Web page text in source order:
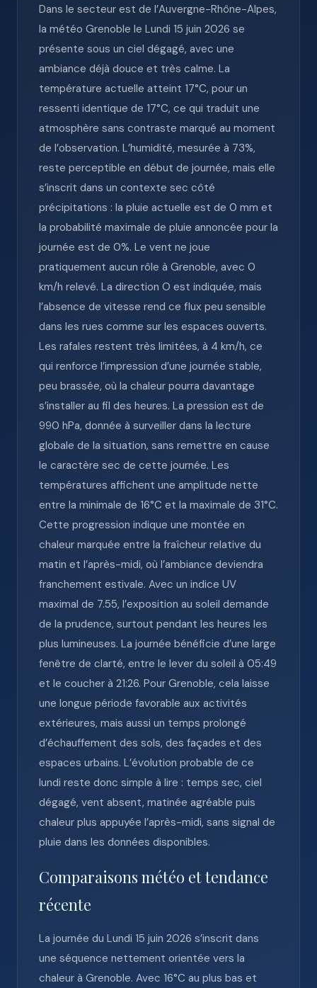
Dans le secteur est de l’Auvergne-Rhône-Alpes,
la météo Grenoble le Lundi 15 juin 2026 se
présente sous un ciel dégagé, avec une
ambiance déjà douce et très calme. La
température actuelle atteint 17°C, pour un
ressenti identique de 17°C, ce qui traduit une
atmosphère sans contraste marqué au moment
de l’observation. L’humidité, mesurée à 73%,
reste perceptible en début de journée, mais elle
s’inscrit dans un contexte sec côté
précipitations : la pluie actuelle est de 0 mm et
la probabilité maximale de pluie annoncée pour la
journée est de 0%. Le vent ne joue
pratiquement aucun rôle à Grenoble, avec 0
km/h relevé. La direction O est indiquée, mais
l’absence de vitesse rend ce flux peu sensible
dans les rues comme sur les espaces ouverts.
Les rafales restent très limitées, à 4 km/h, ce
qui renforce l’impression d’une journée stable,
peu brassée, où la chaleur pourra davantage
s’installer au fil des heures. La pression est de
990 hPa, donnée à surveiller dans la lecture
globale de la situation, sans remettre en cause
le caractère sec de cette journée. Les
températures affichent une amplitude nette
entre la minimale de 16°C et la maximale de 31°C.
Cette progression indique une montée en
chaleur marquée entre la fraîcheur relative du
matin et l’après-midi, où l’ambiance deviendra
franchement estivale. Avec un indice UV
maximal de 7.55, l’exposition au soleil demande
de la prudence, surtout pendant les heures les
plus lumineuses. La journée bénéficie d’une large
fenêtre de clarté, entre le lever du soleil à 05:49
et le coucher à 21:26. Pour Grenoble, cela laisse
une longue période favorable aux activités
extérieures, mais aussi un temps prolongé
d’échauffement des sols, des façades et des
espaces urbains. L’évolution probable de ce
lundi reste donc simple à lire : temps sec, ciel
dégagé, vent absent, matinée agréable puis
chaleur plus appuyée l’après-midi, sans signal de
pluie dans les données disponibles.
Comparaisons météo et tendance
récente
La journée du Lundi 15 juin 2026 s’inscrit dans
une séquence nettement orientée vers la
chaleur à Grenoble. Avec 16°C au plus bas et